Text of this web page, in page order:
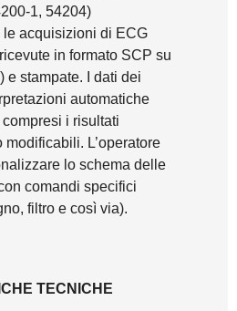
1, 54204)
le acquisizioni di ECG
in formato SCP su
e stampate. I dati dei
automatiche
i risultati
modificabili. L’operatore
lo schema delle
comandi specifici
filtro e così via).
TECNICHE